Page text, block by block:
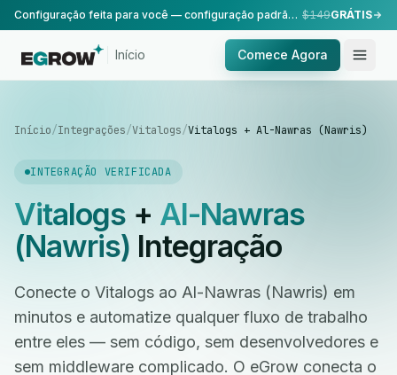
Configuração feita para você — configuração padrão, realizada pela nossa equipe. $149GRÁTIS
Início Comece Agora
Início/Integrações/Vitalogs/Vitalogs + Al-Nawras (Nawris)
INTEGRAÇÃO VERIFICADA
Vitalogs+ Al-Nawras
(Nawris) Integração
Conecte o Vitalogs ao Al-Nawras (Nawris) em
minutos e automatize qualquer fluxo de trabalho
entre eles — sem código, sem desenvolvedores e
sem middleware complicado. O eGrow conecta o